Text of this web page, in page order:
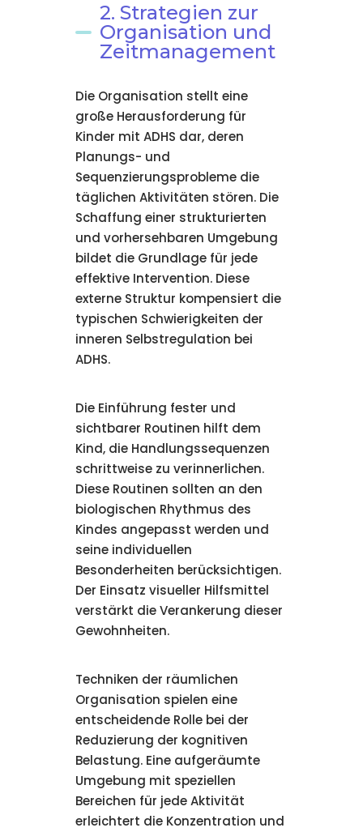
2. Strategien zur
Organisation und
Zeitmanagement
Die Organisation stellt eine
große Herausforderung für
Kinder mit ADHS dar, deren
Planungs- und
Sequenzierungsprobleme die
täglichen Aktivitäten stören. Die
Schaffung einer strukturierten
und vorhersehbaren Umgebung
bildet die Grundlage für jede
effektive Intervention. Diese
externe Struktur kompensiert die
typischen Schwierigkeiten der
inneren Selbstregulation bei
ADHS.
Die Einführung fester und
sichtbarer Routinen hilft dem
Kind, die Handlungssequenzen
schrittweise zu verinnerlichen.
Diese Routinen sollten an den
biologischen Rhythmus des
Kindes angepasst werden und
seine individuellen
Besonderheiten berücksichtigen.
Der Einsatz visueller Hilfsmittel
verstärkt die Verankerung dieser
Gewohnheiten.
Techniken der räumlichen
Organisation spielen eine
entscheidende Rolle bei der
Reduzierung der kognitiven
Belastung. Eine aufgeräumte
Umgebung mit speziellen
Bereichen für jede Aktivität
erleichtert die Konzentration und